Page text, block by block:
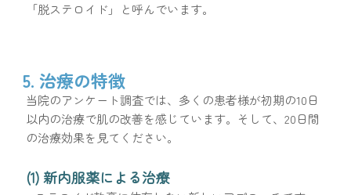
「脱ステロイド」と呼んでいます。
5. 治療の特徴
当院のアンケート調査では、多くの患者様が初期の10日
以内の治療で肌の改善を感じています。そして、20日間
の治療効果を見てください。
(1) 新内服薬による治療